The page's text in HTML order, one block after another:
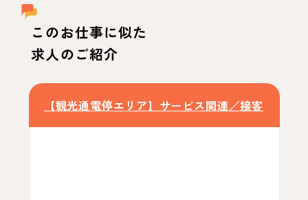
このお仕事に似た
求人のご紹介
【観光通電停エリア】サービス関連／接客